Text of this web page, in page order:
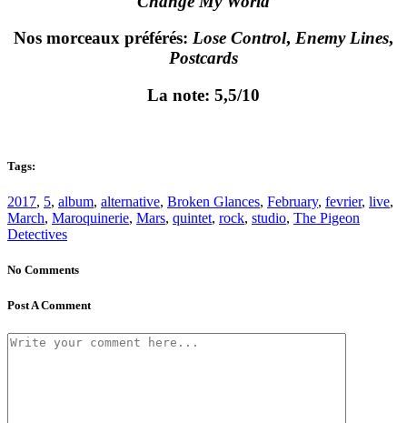
Nos morceaux préférés: Lose Control, Enemy Lines,
Postcards
La note: 5,5/10
Tags:
2017, 5, album, alternative, Broken Glances, February, fevrier, live,
March, Maroquinerie, Mars, quintet, rock, studio, The Pigeon
Detectives
No Comments
Post A Comment